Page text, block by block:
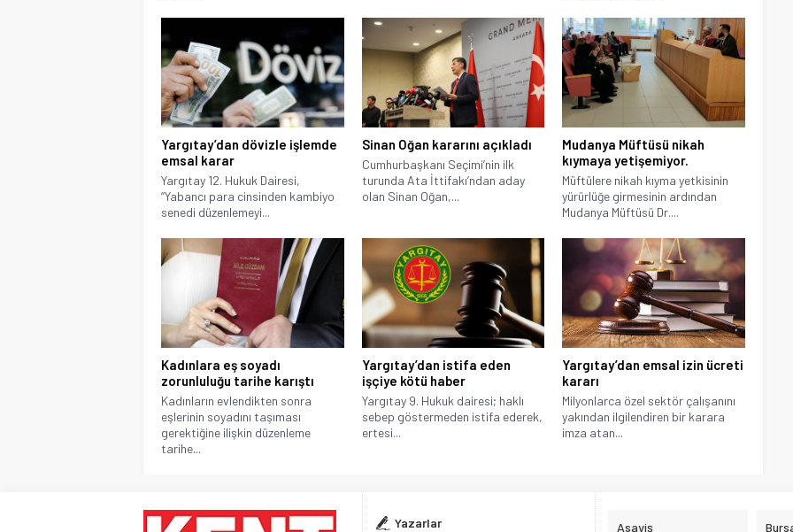
Yargıtay’dan dövizle işlemde
emsal karar
Yargıtay 12. Hukuk Dairesi,
“Yabancı para cinsinden kambiyo
senedi düzenlemeyi...
Sinan Oğan kararını açıkladı
Cumhurbaşkanı Seçimi’nin ilk
turunda Ata İttifakı’ndan aday
olan Sinan Oğan,...
Mudanya Müftüsü nikah
kıymaya yetişemiyor.
Müftülere nikah kıyma yetkisinin
yürürlüğe girmesinin ardından
Mudanya Müftüsü Dr....
Kadınlara eş soyadı
zorunluluğu tarihe karıştı
Kadınların evlendikten sonra
eşlerinin soyadını taşıması
gerektiğine ilişkin düzenleme
tarihe...
Yargıtay’dan istifa eden
işçiye kötü haber
Yargıtay 9. Hukuk dairesi; haklı
sebep göstermeden istifa ederek,
ertesi...
Yargıtay’dan emsal izin ücreti
kararı
Milyonlarca özel sektör çalışanını
yakından ilgilendiren bir karara
imza atan...
Yazarlar Asayiş